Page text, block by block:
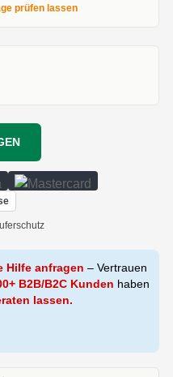
prüfen lassen
Hilfe anfragen – Vertrauen
B2B/B2C Kunden haben
lassen.